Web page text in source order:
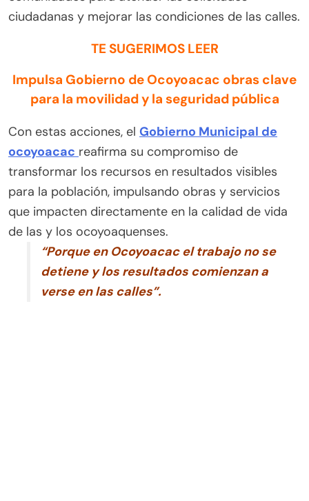
ciudadanas y mejorar las condiciones de las calles.
TE SUGERIMOS LEER
Impulsa Gobierno de Ocoyoacac obras clave
para la movilidad y la seguridad pública
Con estas acciones, el Gobierno Municipal de
ocoyoacac reafirma su compromiso de
transformar los recursos en resultados visibles
para la población, impulsando obras y servicios
que impacten directamente en la calidad de vida
de las y los ocoyoaquenses.
“Porque en Ocoyoacac el trabajo no se
detiene y los resultados comienzan a
verse en las calles”.